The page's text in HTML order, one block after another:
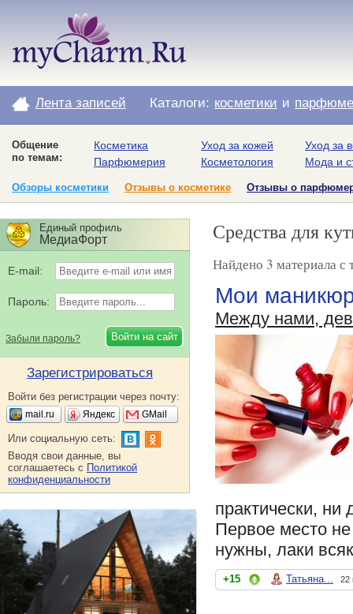
Лента записей Каталоги: косметики и
Общение
по темам:
Косметика
Парфюмерия
Уход за кожей
Косметология
Уход за
Мода и
Обзоры косметики Отзывы о косметике Отзывы о
Средства для
Найдено 3 материала с
Мои
Между нами,
практически, ни
Первое место
нужны, лаки
+15 Татьяна... 22
Единый профиль
МедиаФорт
E-mail:
Пароль:
Забыли пароль?
Зарегистрироваться
Войти без регистрации через почту:
mail.ru Яндекс GMail
Или социальную сеть:
Вводя свои данные, вы
соглашаетесь с Политикой
конфиденциальности